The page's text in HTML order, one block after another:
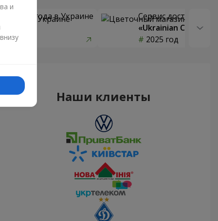
цветов года в Украине
Сервис доставки
«Ukrainian Choice»
2025 год
Наши клиенты
и